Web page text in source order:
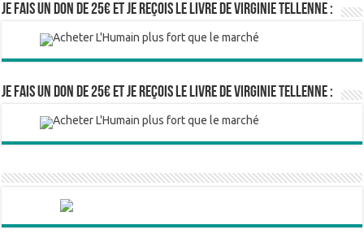
Je fais un don de 25€ et je reçois le livre de Virginie Tellenne :
Je fais un don de 25€ et je reçois le livre de Virginie Tellenne :